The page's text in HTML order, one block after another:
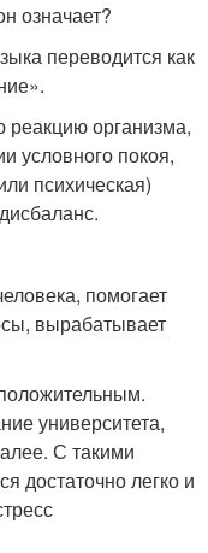
означает?
переводится как
организма,
условного покоя,
психическая)
помогает
вырабатывает
университета,
С такими
достаточно легко и